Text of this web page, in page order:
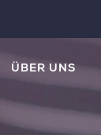
ÜBER UNS